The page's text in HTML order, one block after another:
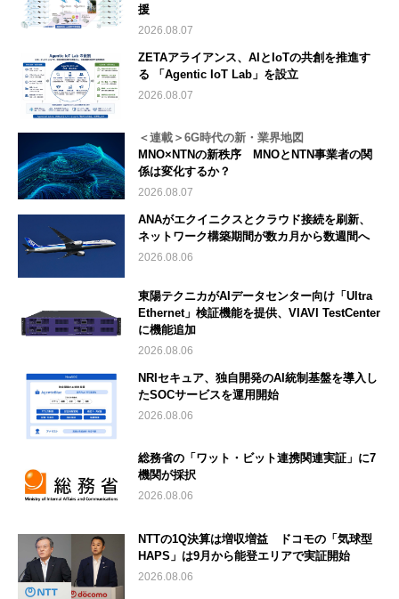
援
2026.08.07
ZETAアライアンス、AIとIoTの共創を推進す
る 「Agentic IoT Lab」を設立
2026.08.07
＜連載＞6G時代の新・業界地図
MNO×NTNの新秩序 MNOとNTN事業者の関
係は変化するか？
2026.08.07
ANAがエクイニクスとクラウド接続を刷新、
ネットワーク構築期間が数カ月から数週間へ
2026.08.06
東陽テクニカがAIデータセンター向け「Ultra
Ethernet」検証機能を提供、VIAVI TestCenter
に機能追加
2026.08.06
NRIセキュア、独自開発のAI統制基盤を導入し
たSOCサービスを運用開始
2026.08.06
総務省の「ワット・ビット連携関連実証」に7
機関が採択
2026.08.06
NTTの1Q決算は増収増益 ドコモの「気球型
HAPS」は9月から能登エリアで実証開始
2026.08.06